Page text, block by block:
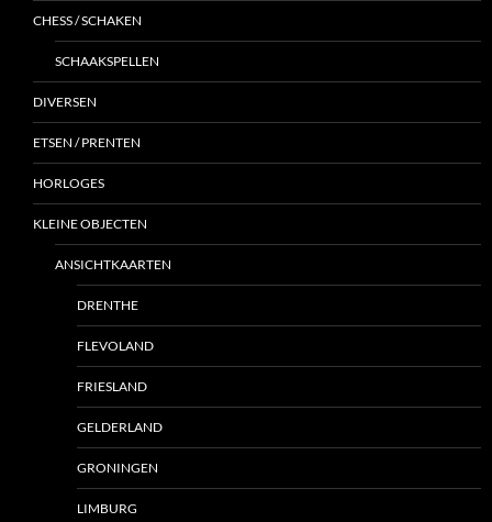
CHESS / SCHAKEN
SCHAAKSPELLEN
DIVERSEN
ETSEN / PRENTEN
HORLOGES
KLEINE OBJECTEN
ANSICHTKAARTEN
DRENTHE
FLEVOLAND
FRIESLAND
GELDERLAND
GRONINGEN
LIMBURG